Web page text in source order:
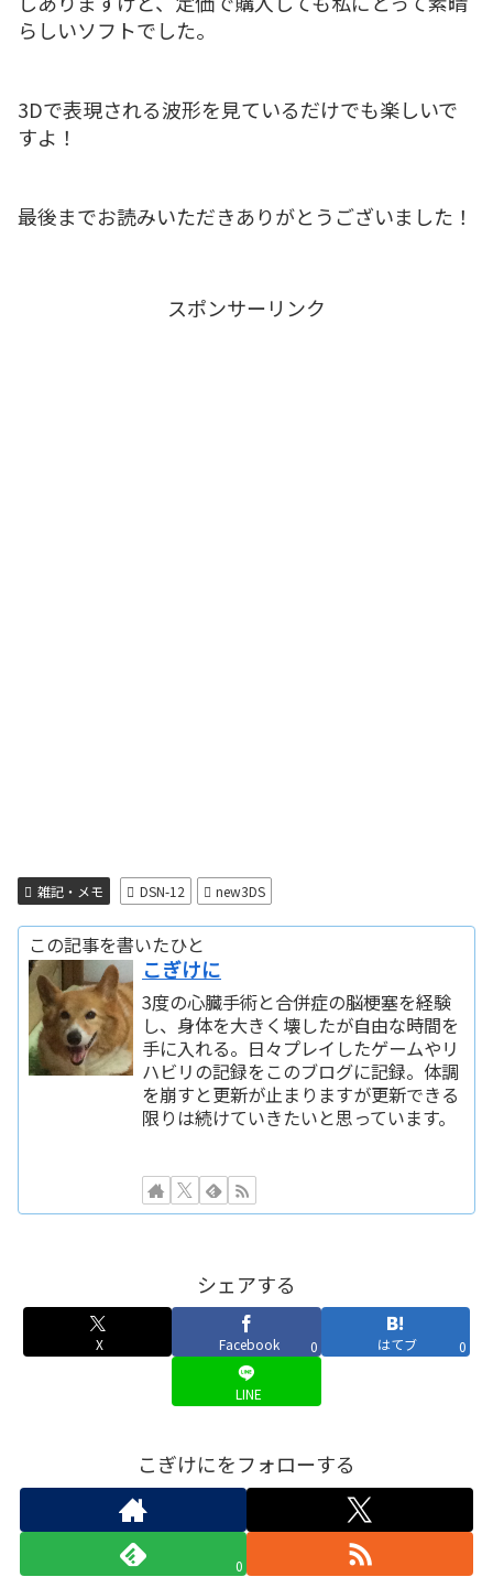
らしいソフトでした。
3Dで表現される波形を見ているだけでも楽しいで
すよ！
最後までお読みいただきありがとうございました！
スポンサーリンク
雑記・メモ DSN-12 new3DS
この記事を書いたひと
こぎけに
3度の心臓手術と合併症の脳梗塞を経験
し、身体を大きく壊したが自由な時間を
手に入れる。日々プレイしたゲームやリ
ハビリの記録をこのブログに記録。体調
を崩すと更新が止まりますが更新できる
限りは続けていきたいと思っています。
シェアする
X Facebook 0 はてブ 0
LINE
こぎけにをフォローする
0